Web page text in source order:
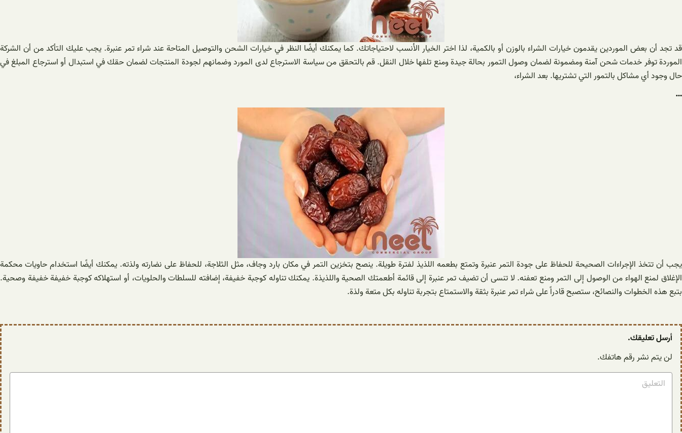
قد تجد أن بعض الموردين يقدمون خيارات الشراء بالوزن أو بالكمية، لذا اختر الخيار الأنسب لاحتياجاتك. كما يمكنك أيضًا النظر في خيارات الشحن والتوصيل المتاحة عند شراء تمر عنبرة. يجب عليك التأكد من أن الشركة
الموردة توفر خدمات شحن آمنة ومضمونة لضمان وصول التمور بحالة جيدة ومنع تلفها خلال النقل. قم بالتحقق من سياسة الاسترجاع لدى المورد وضمانهم لجودة المنتجات لضمان حقك في استبدال أو استرجاع المبلغ في
حال وجود أي مشاكل بالتمور التي تشتريها. بعد الشراء،
…
يجب أن تتخذ الإجراءات الصحيحة للحفاظ على جودة التمر عنبرة وتمتع بطعمه اللذيذ لفترة طويلة. ينصح بتخزين التمر في مكان بارد وجاف، مثل الثلاجة، للحفاظ على نضارته ولذته. يمكنك أيضًا استخدام حاويات محكمة
الإغلاق لمنع الهواء من الوصول إلى التمر ومنع تعفنه. لا تنسى أن تضيف تمر عنبرة إلى قائمة أطعمتك الصحية واللذيذة. يمكنك تناوله كوجبة خفيفة، إضافته للسلطات والحلويات، أو استهلاكه كوجبة خفيفة خفيفة وصحية.
بتبع هذه الخطوات والنصائح، ستصبح قادراً على شراء تمر عنبرة بثقة والاستمتاع بتجربة تناوله بكل متعة ولذة.
أرسل تعليقك.
لن يتم نشر رقم هاتفك.